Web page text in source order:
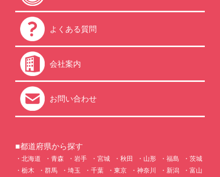
よくある質問
会社案内
お問い合わせ
■都道府県から探す
北海道 青森 岩手 宮城 秋田 山形 福島
茨城
栃木
群馬 埼玉 千葉 東京 神奈川 新潟
富山